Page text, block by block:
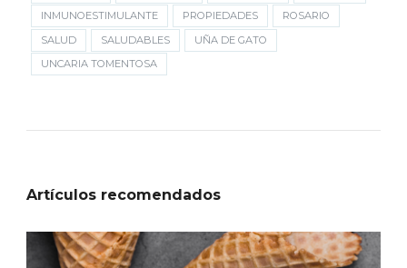
INMUNOESTIMULANTE
PROPIEDADES
ROSARIO
SALUD
SALUDABLES
UÑA DE GATO
UNCARIA TOMENTOSA
Artículos recomendados